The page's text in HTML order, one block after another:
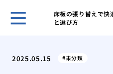
床板の張り替えで快
と選び方
2025.05.15 未分類